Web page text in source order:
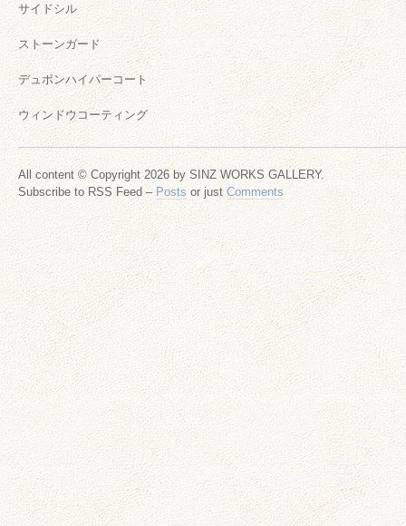
サイドシル
ストーンガード
デュポンハイパーコート
ウィンドウコーティング
All content © Copyright 2026 by SINZ WORKS GALLERY.
Subscribe to RSS Feed – Posts or just Comments